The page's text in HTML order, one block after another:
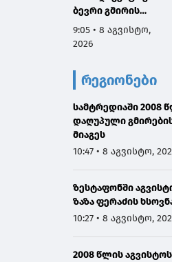
ბევრი გმირის
სახელი და
დაგვაკისრა
არ დავიხიოთ უკან
ჩვენი ქვეყნის
ინტერესებზე
ზრუნვისას და
მშვიდობით
შევძლოთ
9:05 • 8 აგვისტო,
2026
რეგიონები
სამტრედიაში 2008
დაღუპული
მიაგეს
10:47 • 8 აგვისტო,
ზესტაფონში
ზაზა ფერაძის
10:27 • 8 აგვისტო,
2008 წლის